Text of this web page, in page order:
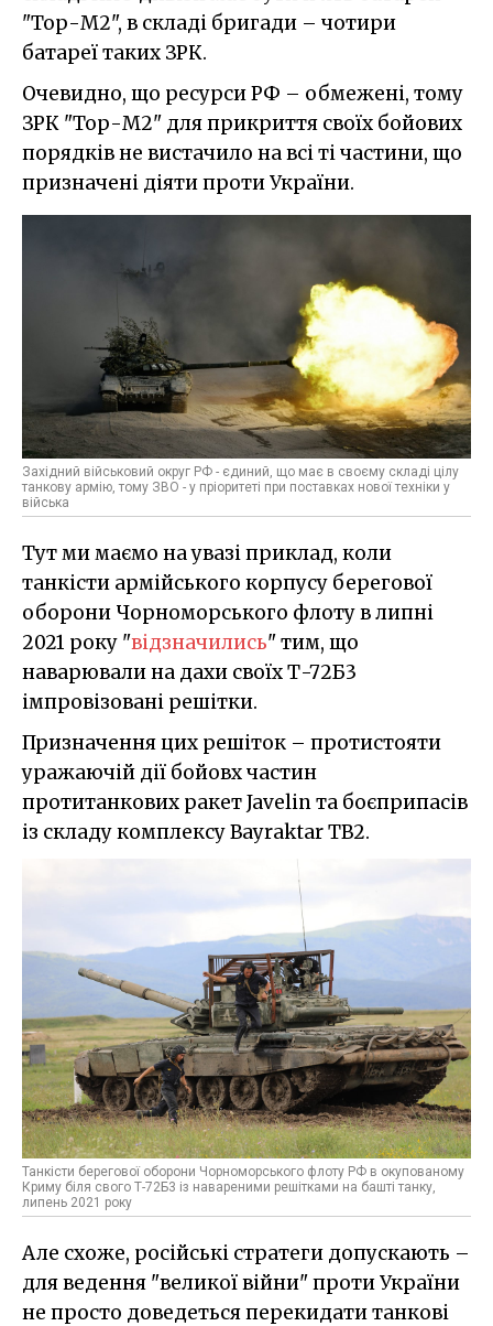
"Тор-М2", в складі бригади – чотири
батареї таких ЗРК.
Очевидно, що ресурси РФ – обмежені, тому
ЗРК "Тор-М2" для прикриття своїх бойових
порядків не вистачило на всі ті частини, що
призначені діяти проти України.
Західний військовий округ РФ - єдиний, що має в своєму складі цілу
танкову армію, тому ЗВО - у пріоритеті при поставках нової техніки у
війська
Тут ми маємо на увазі приклад, коли
танкісти армійського корпусу берегової
оборони Чорноморського флоту в липні
2021 року "відзначились" тим, що
наварювали на дахи своїх Т-72Б3
імпровізовані решітки.
Призначення цих решіток – протистояти
уражаючій дії бойовх частин
протитанкових ракет Javelin та боєприпасів
із складу комплексу Bayraktar TB2.
Танкісти берегової оборони Чорноморського флоту РФ в окупованому
Криму біля свого Т-72Б3 із навареними решітками на башті танку,
липень 2021 року
Але схоже, російські стратеги допускають –
для ведення "великої війни" проти України
не просто доведеться перекидати танкові